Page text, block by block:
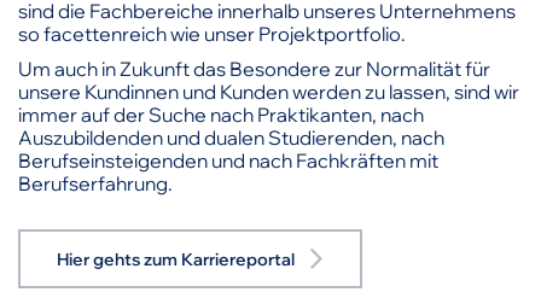
sind die Fachbereiche innerhalb unseres Unternehmens
so facettenreich wie unser Projektportfolio.
Um auch in Zukunft das Besondere zur Normalität für
unsere Kundinnen und Kunden werden zu lassen, sind wir
immer auf der Suche nach Praktikanten, nach
Auszubildenden und dualen Studierenden, nach
Berufseinsteigenden und nach Fachkräften mit
Berufserfahrung.
Hier gehts zum Karriereportal